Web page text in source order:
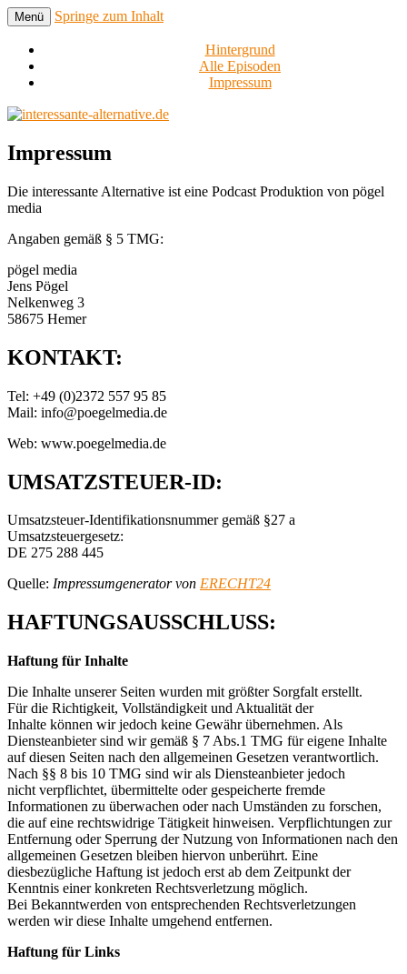
interessante-alternative.de
Menü Springe zum Inhalt
Hintergrund
Alle Episoden
Impressum
Impressum
Die interessante Alternative ist eine Podcast Produktion von pögel
media
Angaben gemäß § 5 TMG:
pögel media
Jens Pögel
Nelkenweg 3
58675 Hemer
KONTAKT:
Tel: +49 (0)2372 557 95 85
Mail: info@poegelmedia.de
Web: www.poegelmedia.de
UMSATZSTEUER-ID:
Umsatzsteuer-Identifikationsnummer gemäß §27 a
Umsatzsteuergesetz:
DE 275 288 445
Quelle: Impressumgenerator von ERECHT24
HAFTUNGSAUSSCHLUSS:
Haftung für Inhalte
Die Inhalte unserer Seiten wurden mit größter Sorgfalt erstellt.
Für die Richtigkeit, Vollständigkeit und Aktualität der
Inhalte können wir jedoch keine Gewähr übernehmen. Als
Diensteanbieter sind wir gemäß § 7 Abs.1 TMG für eigene Inhalte
auf diesen Seiten nach den allgemeinen Gesetzen verantwortlich.
Nach §§ 8 bis 10 TMG sind wir als Diensteanbieter jedoch
nicht verpflichtet, übermittelte oder gespeicherte fremde
Informationen zu überwachen oder nach Umständen zu forschen,
die auf eine rechtswidrige Tätigkeit hinweisen. Verpflichtungen zur
Entfernung oder Sperrung der Nutzung von Informationen nach den
allgemeinen Gesetzen bleiben hiervon unberührt. Eine
diesbezügliche Haftung ist jedoch erst ab dem Zeitpunkt der
Kenntnis einer konkreten Rechtsverletzung möglich.
Bei Bekanntwerden von entsprechenden Rechtsverletzungen
werden wir diese Inhalte umgehend entfernen.
Haftung für Links